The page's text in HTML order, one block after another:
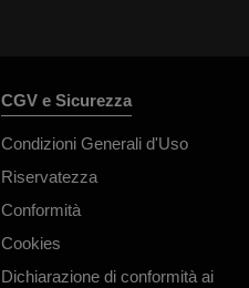
CGV e Sicurezza
Condizioni Generali d'Uso
Riservatezza
Conformità
Cookies
Dichiarazione di conformità ai